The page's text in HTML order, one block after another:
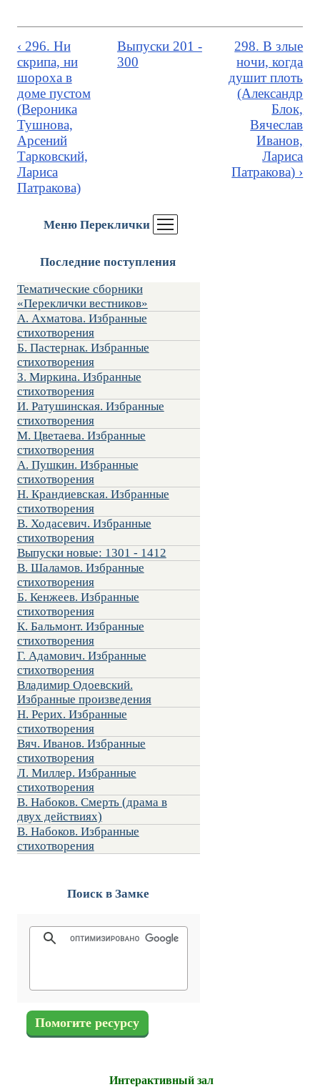
Меню Переклички
Последние поступления
Тематические сборники
«Переклички вестников»
А. Ахматова. Избранные
стихотворения
Б. Пастернак. Избранные
стихотворения
З. Миркина. Избранные
стихотворения
И. Ратушинская. Избранные
стихотворения
М. Цветаева. Избранные
стихотворения
А. Пушкин. Избранные
стихотворения
Н. Крандиевская. Избранные
стихотворения
В. Ходасевич. Избранные
стихотворения
Выпуски новые: 1301 - 1412
В. Шаламов. Избранные
стихотворения
Б. Кенжеев. Избранные
стихотворения
К. Бальмонт. Избранные
стихотворения
Г. Адамович. Избранные
стихотворения
Владимир Одоевский.
Избранные произведения
Н. Рерих. Избранные
стихотворения
Вяч. Иванов. Избранные
стихотворения
Л. Миллер. Избранные
стихотворения
В. Набоков. Смерть (драма в
двух действиях)
В. Набоков. Избранные
стихотворения
Поиск в Замке
‹ 296. Ни
скрипа, ни
шороха в
доме пустом
(Вероника
Тушнова,
Арсений
Тарковский,
Лариса
Патракова)
Выпуски 201 -
300
298. В злые
ночи, когда
душит плоть
(Александр
Блок,
Вячеслав
Иванов,
Лариса
Патракова) ›
Интерактивный зал
Помогите ресурсу